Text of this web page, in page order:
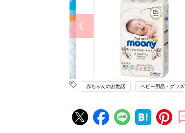
赤ちゃんのお世話 ベビー用品・グッズ